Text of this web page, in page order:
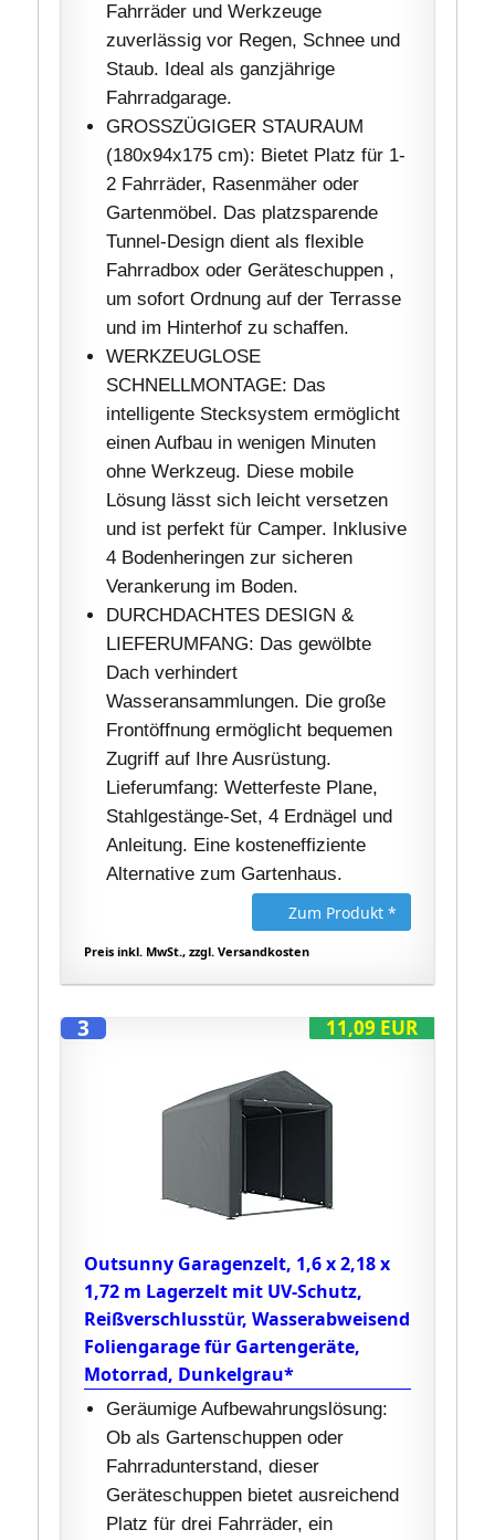
Fahrräder und Werkzeuge
zuverlässig vor Regen, Schnee und
Staub. Ideal als ganzjährige
Fahrradgarage.
GROSSZÜGIGER STAURAUM
(180x94x175 cm): Bietet Platz für 1-
2 Fahrräder, Rasenmäher oder
Gartenmöbel. Das platzsparende
Tunnel-Design dient als flexible
Fahrradbox oder Geräteschuppen ,
um sofort Ordnung auf der Terrasse
und im Hinterhof zu schaffen.
WERKZEUGLOSE
SCHNELLMONTAGE: Das
intelligente Stecksystem ermöglicht
einen Aufbau in wenigen Minuten
ohne Werkzeug. Diese mobile
Lösung lässt sich leicht versetzen
und ist perfekt für Camper. Inklusive
4 Bodenheringen zur sicheren
Verankerung im Boden.
DURCHDACHTES DESIGN &
LIEFERUMFANG: Das gewölbte
Dach verhindert
Wasseransammlungen. Die große
Frontöffnung ermöglicht bequemen
Zugriff auf Ihre Ausrüstung.
Lieferumfang: Wetterfeste Plane,
Stahlgestänge-Set, 4 Erdnägel und
Anleitung. Eine kosteneffiziente
Alternative zum Gartenhaus.
Zum Produkt *
Preis inkl. MwSt., zzgl. Versandkosten
11,09 EUR
3
Outsunny Garagenzelt, 1,6 x 2,18 x
1,72 m Lagerzelt mit UV-Schutz,
Reißverschlusstür, Wasserabweisend
Foliengarage für Gartengeräte,
Motorrad, Dunkelgrau*
Geräumige Aufbewahrungslösung:
Ob als Gartenschuppen oder
Fahrradunterstand, dieser
Geräteschuppen bietet ausreichend
Platz für drei Fahrräder, ein